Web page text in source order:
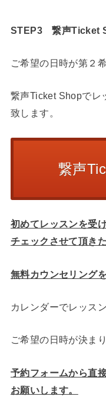
STEP3 繋声Ticket
ご希望の日時が第２
繋声Ticket Shopでレ
致します。
繋声
初めてレッスンを受
チェックさせて頂き
無料カウンセリング
カレンダーでレッス
ご希望の日時が決ま
予約フォームから直
お願いします。